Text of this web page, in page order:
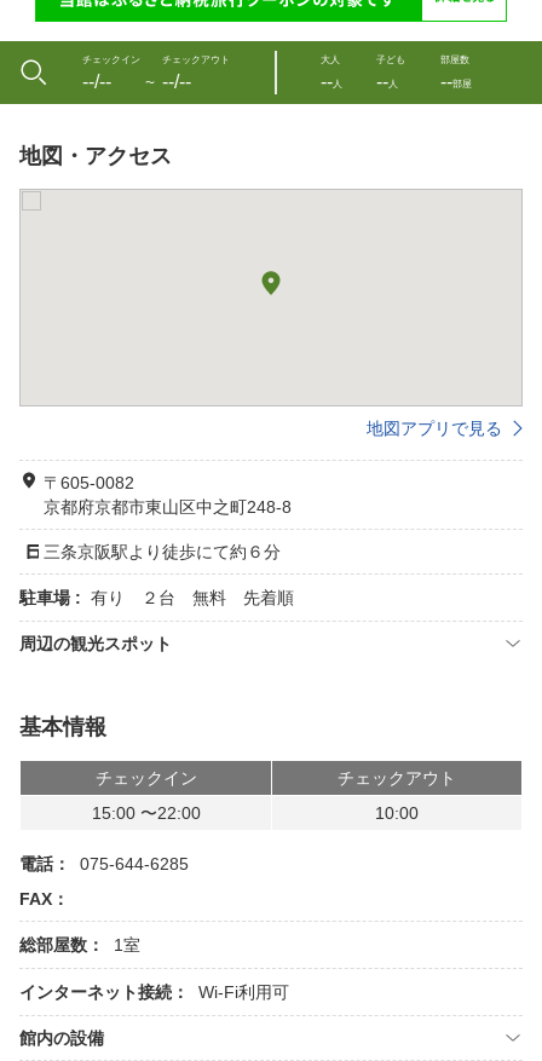
チェックイン
--/-- 〜
チェックアウト
--/--
大人
--人
子ども
--人
部屋数
--部屋
地図・アクセス
地図アプリで見る
〒605-0082
京都府京都市東山区中之町248-8
三条京阪駅より徒歩にて約６分
駐車場 : 有り ２台 無料 先着順
周辺の観光スポット
基本情報
チェックイン
チェックアウト
15:00 〜22:00
10:00
電話：
075-644-6285
FAX：
総部屋数： 1室
インターネット接続： Wi-Fi利用可
館内の設備